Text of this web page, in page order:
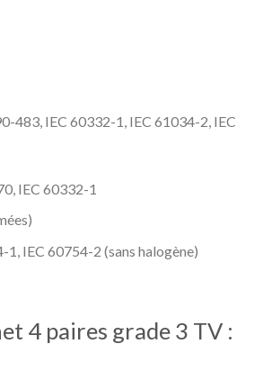
483, IEC 60332-1, IEC 61034-2, IEC
IEC 60332-1
IEC 60754-2 (sans halogène)
4 paires grade 3 TV :